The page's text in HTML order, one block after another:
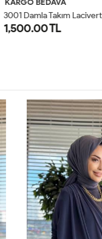
KARGO BEDAVA
3001 Damla Takım Lacivert
1,500.00 TL